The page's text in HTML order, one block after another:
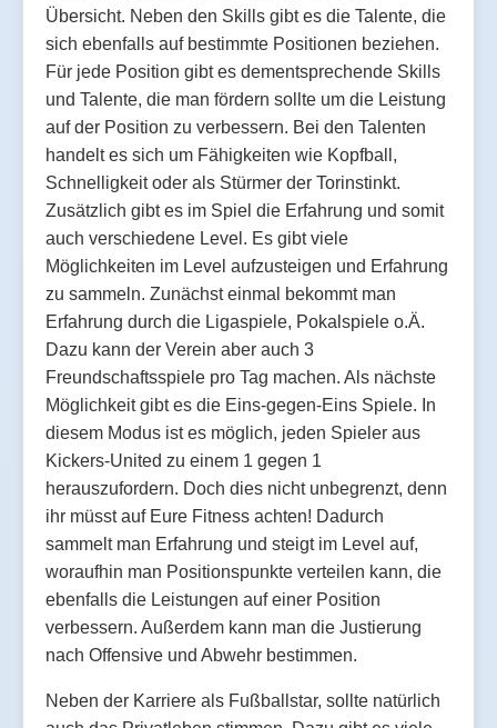
Übersicht. Neben den Skills gibt es die Talente, die
sich ebenfalls auf bestimmte Positionen beziehen.
Für jede Position gibt es dementsprechende Skills
und Talente, die man fördern sollte um die Leistung
auf der Position zu verbessern. Bei den Talenten
handelt es sich um Fähigkeiten wie Kopfball,
Schnelligkeit oder als Stürmer der Torinstinkt.
Zusätzlich gibt es im Spiel die Erfahrung und somit
auch verschiedene Level. Es gibt viele
Möglichkeiten im Level aufzusteigen und Erfahrung
zu sammeln. Zunächst einmal bekommt man
Erfahrung durch die Ligaspiele, Pokalspiele o.Ä.
Dazu kann der Verein aber auch 3
Freundschaftsspiele pro Tag machen. Als nächste
Möglichkeit gibt es die Eins-gegen-Eins Spiele. In
diesem Modus ist es möglich, jeden Spieler aus
Kickers-United zu einem 1 gegen 1
herauszufordern. Doch dies nicht unbegrenzt, denn
ihr müsst auf Eure Fitness achten! Dadurch
sammelt man Erfahrung und steigt im Level auf,
woraufhin man Positionspunkte verteilen kann, die
ebenfalls die Leistungen auf einer Position
verbessern. Außerdem kann man die Justierung
nach Offensive und Abwehr bestimmen.
Neben der Karriere als Fußballstar, sollte natürlich